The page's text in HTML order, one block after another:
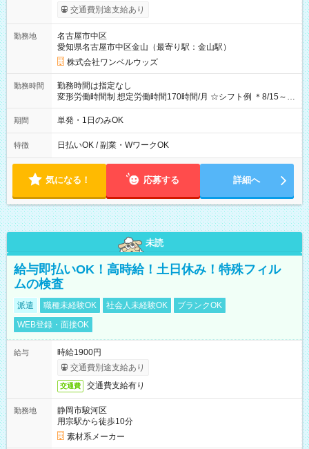
支給！ ※往復500円以内の方は自己負担となります ★日払い
OK！（規定あり） ┗働いたその日に現金GET♪ お仕事後はコン
期間なし
交通費別途支給あり
勤務地
名古屋市中区
愛知県名古屋市中区金山（最寄り駅：金山駅）
株式会社ワンベルウッズ
勤務時間
勤務時間は指定なし
変形労働時間制 想定労働時間170時間/月 ☆シフト例 ＊8/15～
10/26 全日共通 08：00～12：00 17：00～21：00 ＊8/31
～9/19のみ下記シフトもあります！ 12：00～16：00 ＊9/6～
00
期間 単発・1日のみOK
特徴 日払いOK / 副業・WワークOK
気になる！ 応募する 詳細へ
未読
給与即払いOK！高時給！土日休み！特殊フィル
ムの検査
派遣 職種未経験OK 社会人未経験OK
ブランクOK
WEB登録・面接OK
給与
時給1900円
交通費別途支給あり
交通費 交通費支給有り
勤務地
静岡市駿河区
用宗駅から徒歩10分
素材系メーカー